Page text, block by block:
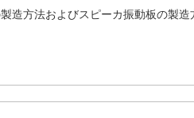
造方法およびスピーカ振動板の製造